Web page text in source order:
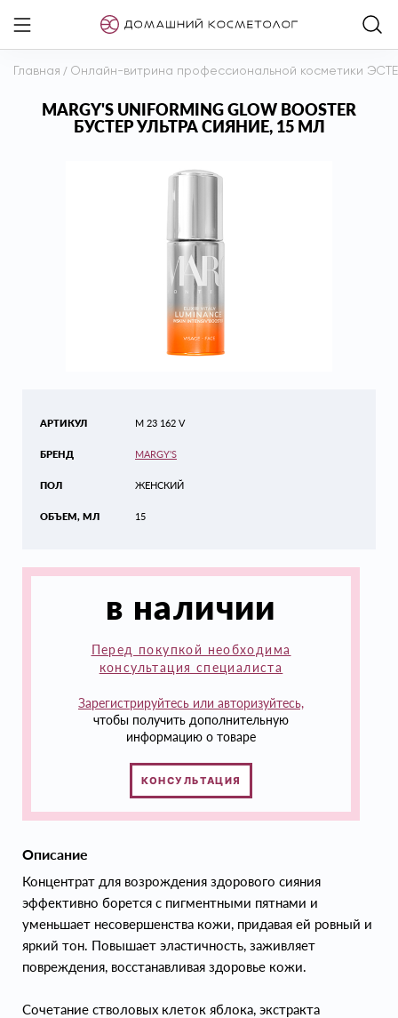
Главная / Онлайн-витрина профессиональной косметики
MARGY'S UNIFORMING GLOW BOOSTER
БУСТЕР УЛЬТРА СИЯНИЕ, 15 МЛ
АРТИКУЛ
БРЕНД
ПОЛ
ОБЪЕМ, МЛ
M 23 162 V
MARGY'S
ЖЕНСКИЙ
15
в наличии
Перед покупкой необходима
консультация специалиста
Зарегистрируйтесь или авторизуйтесь,
чтобы получить дополнительную
информацию о товаре
КОНСУЛЬТАЦИЯ
Описание
Концентрат для возрождения здорового сияния
эффективно борется с пигментными пятнами и
уменьшает несовершенства кожи, придавая ей ровный и
яркий тон. Повышает эластичность, заживляет
повреждения, восстанавливая здоровье кожи.
Сочетание стволовых клеток яблока, экстракта